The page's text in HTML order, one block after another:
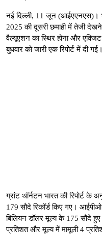
नई दिल्ली, 11 जून (आईएएनएस)।
2025 की दूसरी छमाही में तेजी
वैल्यूएशन का स्थिर होना और
बुधवार को जारी एक रिपोर्ट में दी गई।
ग्रांट थॉर्नटन भारत की रिपोर्ट
179 सौदे रिकॉर्ड किए गए।
बिलियन डॉलर मूल्य के 175 सौदे
प्रतिशत और मूल्य में मामूली 4